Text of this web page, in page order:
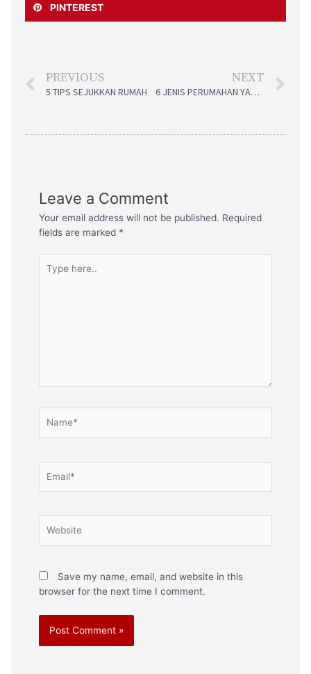
PINTEREST
PREVIOUS
5 TIPS SEJUKKAN RUMAH
NEXT
6 JENIS PERUMAHAN YANG POPULAR DI MALAYSIA !!
Leave a Comment
Your email address will not be published. Required
fields are marked *
Save my name, email, and website in this
browser for the next time I comment.